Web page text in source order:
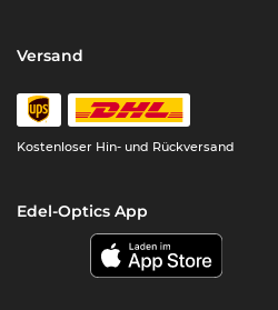
Versand
Kostenloser Hin- und Rückversand
Edel-Optics App